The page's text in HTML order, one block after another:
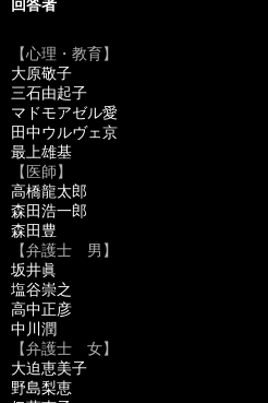
回答者
【心理・教育】
大原敬子
三石由起子
マドモアゼル愛
田中ウルヴェ京
最上雄基
【医師】
高橋龍太郎
森田浩一郎
森田豊
【弁護士 男】
坂井眞
塩谷崇之
高中正彦
中川潤
【弁護士 女】
大迫恵美子
野島梨恵